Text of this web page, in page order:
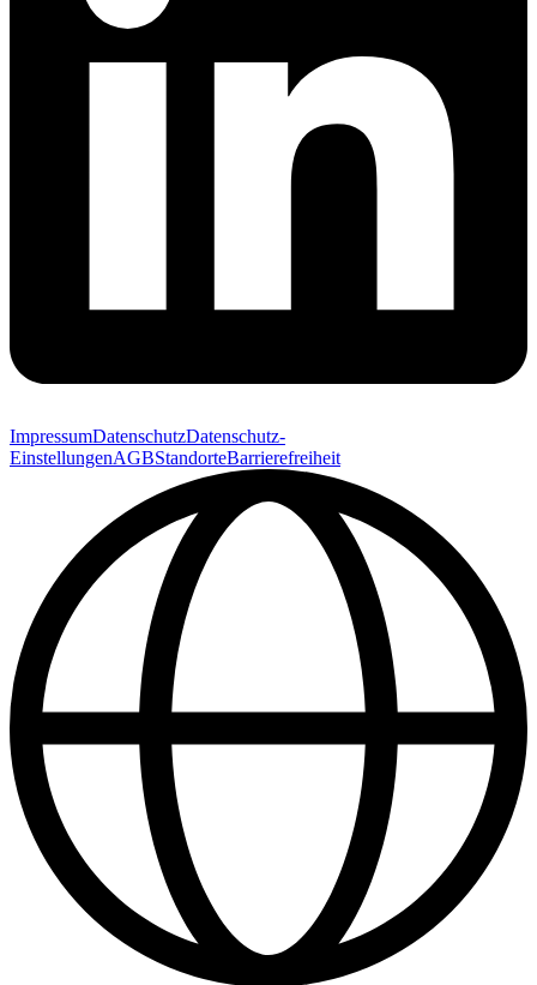
ImpressumDatenschutzDatenschutz-
EinstellungenAGBStandorteBarrierefreiheit